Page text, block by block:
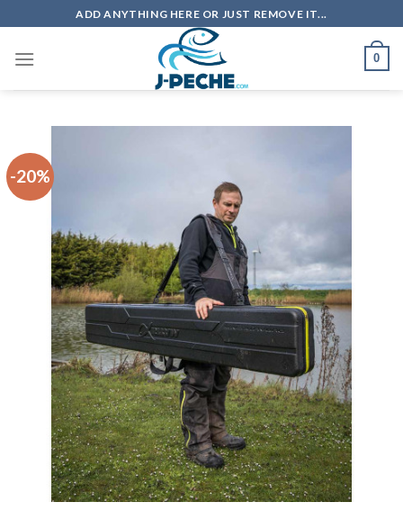
to
content
ADD ANYTHING HERE OR JUST REMOVE IT...
0
-20%